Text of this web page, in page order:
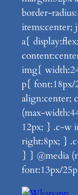
border-
a{
img{
p{ font:18px/
align:center;
(max-
12px; } .c-w
right:8px; }
} } @media
font:13px/